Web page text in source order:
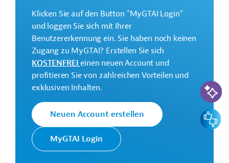
0,5 Millionen US-Dollar
Geberbeitrag:
0,5 Millionen US-Dollar (Zuschuss)
Kontaktadresse
Interamerikanische
Die IDB ist die wichtigste
multilaterale
Finanzierungsinstitution für
Klicken Sie auf den Button "MyGTAI Login"
und loggen Sie sich mit Ihrer
Benutzererkennung ein. Sie haben noch keinen
Zugang zu MyGTAI? Erstellen Sie sich
KOSTENFREIeinen neuen Account und
profitieren Sie von zahlreichen Vorteilen und
exklusiven Inhalten.
Neuen Account erstellen
MyGTAI Login
KI-